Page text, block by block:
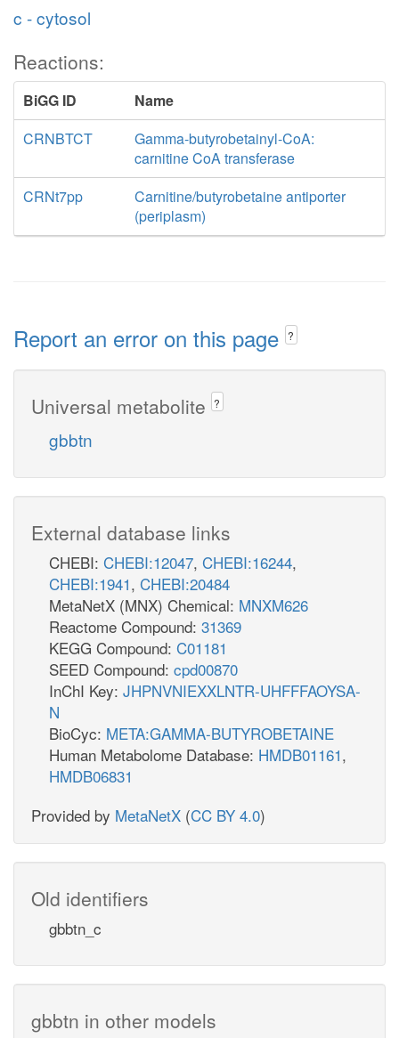
c - cytosol
Reactions:
BiGG ID
Name
CRNBTCT
Gamma-butyrobetainyl-CoA:
carnitine CoA transferase
CRNt7pp
Carnitine/butyrobetaine antiporter
(periplasm)
Report an error on this page ?
Universal metabolite ?
gbbtn
External database links
CHEBI: CHEBI:12047, CHEBI:16244,
CHEBI:1941, CHEBI:20484
MetaNetX (MNX) Chemical: MNXM626
Reactome Compound: 31369
KEGG Compound: C01181
SEED Compound: cpd00870
InChI Key: JHPNVNIEXXLNTR-UHFFFAOYSA-
N
BioCyc: META:GAMMA-BUTYROBETAINE
Human Metabolome Database: HMDB01161,
HMDB06831
Provided by MetaNetX (CC BY 4.0)
Old identifiers
gbbtn_c
gbbtn in other models